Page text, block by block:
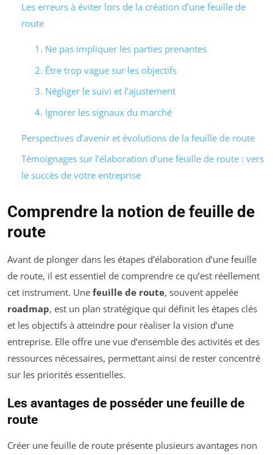
Les erreurs à éviter lors de la création d’une feuille de
route
1. Ne pas impliquer les parties prenantes
2. Être trop vague sur les objectifs
3. Négliger le suivi et l’ajustement
4. Ignorer les signaux du marché
Perspectives d’avenir et évolutions de la feuille de route
Témoignages sur l’élaboration d’une feuille de route : vers
le succès de votre entreprise
Comprendre la notion de feuille de
route
Avant de plonger dans les étapes d’élaboration d’une feuille
de route, il est essentiel de comprendre ce qu’est réellement
cet instrument. Une feuille de route, souvent appelée
roadmap, est un plan stratégique qui définit les étapes clés
et les objectifs à atteindre pour réaliser la vision d’une
entreprise. Elle offre une vue d’ensemble des activités et des
ressources nécessaires, permettant ainsi de rester concentré
sur les priorités essentielles.
Les avantages de posséder une feuille de
route
Créer une feuille de route présente plusieurs avantages non